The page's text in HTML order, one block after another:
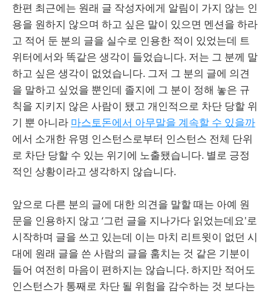
한편 최근에는 원래 글 작성자에게 알림이 가지 않는 인
용을 원하지 않으며 하고 싶은 말이 있으면 멘션을 하라
고 적어 둔 분의 글을 실수로 인용한 적이 있었는데 트
위터에서와 똑같은 생각이 들었습니다. 저는 그 분께 말
하고 싶은 생각이 없었습니다. 그저 그 분의 글에 의견
을 말하고 싶었을 뿐인데 졸지에 그 분이 정해 놓은 규
칙을 지키지 않은 사람이 됐고 개인적으로 차단 당할 위
기 뿐 아니라 마스토돈에서 아무말을 계속할 수 있을까
에서 소개한 유명 인스턴스로부터 인스턴스 전체 단위
로 차단 당할 수 있는 위기에 노출됐습니다. 별로 긍정
적인 상황이라고 생각하지 않습니다.
앞으로 다른 분의 글에 대한 의견을 말할 때는 아예 원
문을 인용하지 않고 ‘그런 글을 지나가다 읽었는데요'로
시작하며 글을 쓰고 있는데 이는 마치 리트윗이 없던 시
대에 원래 글을 쓴 사람의 글을 훔치는 것 같은 기분이
들어 여전히 마음이 편하지는 않습니다. 하지만 적어도
인스턴스가 통째로 차단 될 위험을 감수하는 것 보다는